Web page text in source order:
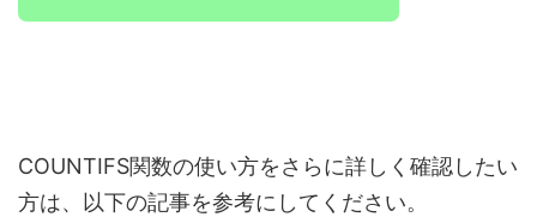
COUNTIFS関数の使い方をさらに詳しく確認したい
方は、以下の記事を参考にしてください。